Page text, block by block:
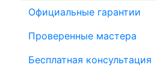
Официальные гарантии
Проверенные мастера
Бесплатная консультация